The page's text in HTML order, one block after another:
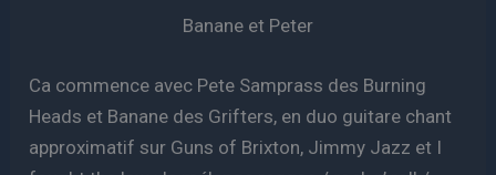
Banane et Peter
Ca commence avec Pete Samprass des Burning
Heads et Banane des Grifters, en duo guitare chant
approximatif sur Guns of Brixton, Jimmy Jazz et I